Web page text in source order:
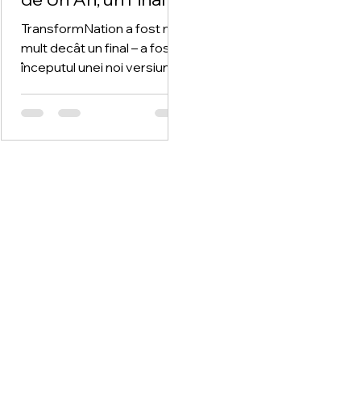
un Nou Început /
Eveniment pre-
lansare a primei
mele cărți.
TransformNation a fost mai
mult decât un final – a fost
începutul unei noi versiuni a
autenticitate.